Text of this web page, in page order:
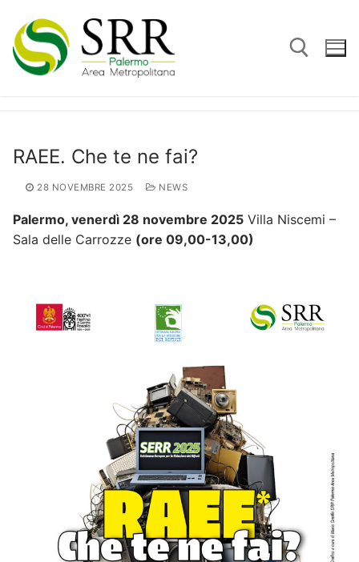
contenuto
RAEE. Che te ne fai?
28 NOVEMBRE 2025 NEWS
Palermo, venerdì 28 novembre 2025 Villa Niscemi –
Sala delle Carrozze (ore 09,00-13,00)